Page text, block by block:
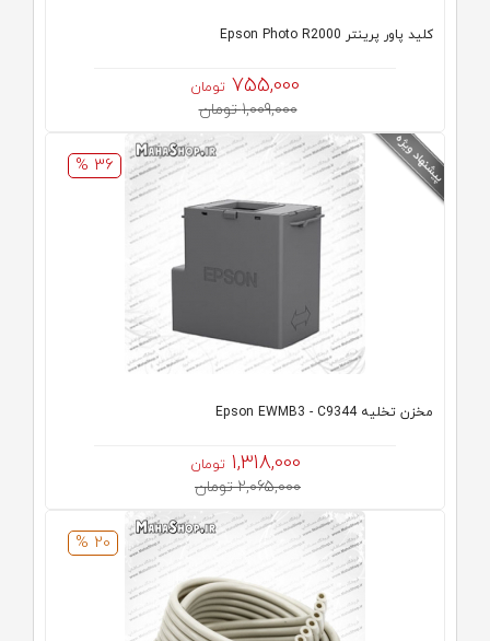
کلید پاور پرینتر Epson Photo R2000
755,000 تومان
1,009,000 تومان
36 %
مخزن تخلیه Epson EWMB3 - C9344
1,318,000 تومان
2,065,000 تومان
20 %